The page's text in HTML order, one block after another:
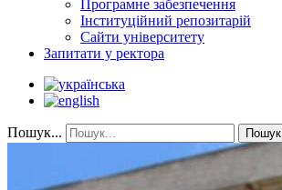
Програмне забезпечення
Інституційний репозитарій
Сайти університету
Запитати у ректора
Пошук... Пошук